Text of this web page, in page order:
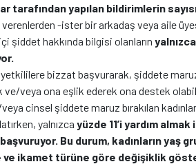
tarafından yapılan bildirimlerin
-ister bir arkadaş veya aile
şiddet hakkında bilgisi olanların
bizzat başvurarak, şiddete maruz
veya ona eşlik ederek ona destek
cinsel şiddete maruz bırakılan
yalnızca yüzde 11’i yardım
Bu durum, kadınların yaş
ve ikamet türüne göre değişiklik